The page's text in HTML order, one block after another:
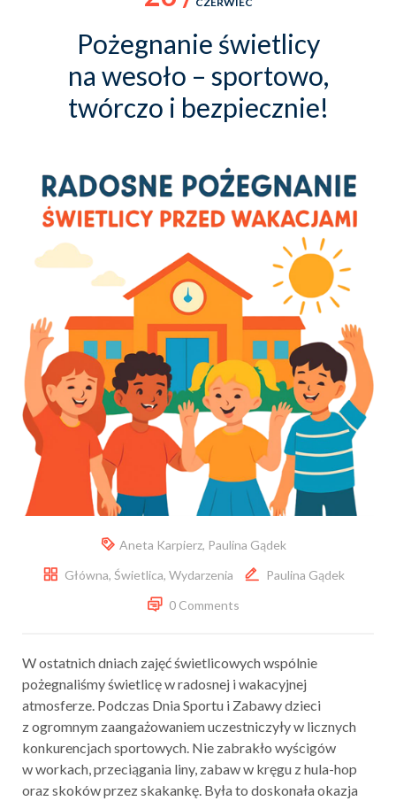
Pożegnanie świetlicy
na wesoło – sportowo,
twórczo i bezpiecznie!
Aneta Karpierz, Paulina Gądek
Główna, Świetlica, Wydarzenia
Paulina Gądek
0 Comments
W ostatnich dniach zajęć świetlicowych wspólnie
pożegnaliśmy świetlicę w radosnej i wakacyjnej
atmosferze. Podczas Dnia Sportu i Zabawy dzieci
z ogromnym zaangażowaniem uczestniczyły w licznych
konkurencjach sportowych. Nie zabrakło wyścigów
w workach, przeciągania liny, zabaw w kręgu z hula-hop
oraz skoków przez skakankę. Była to doskonała okazja